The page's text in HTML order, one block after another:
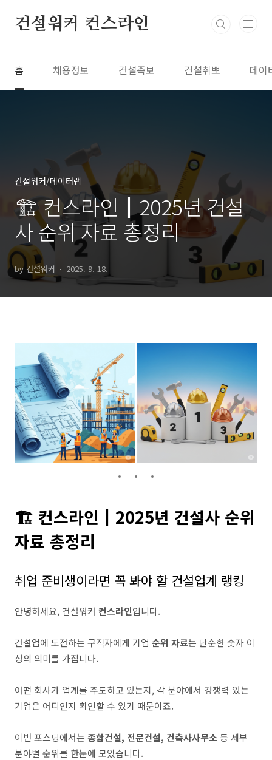
건설워커 컨스라인
홈 채용정보 건설족보 건설취뽀 데이
건설워커/데이터랩
🏗️ 컨스라인┃2025년 건설
사 순위 자료 총정리
by 건설워커 2025. 9. 18.
🏗️ 컨스라인┃2025년 건설사 순위
자료 총정리
취업 준비생이라면 꼭 봐야 할 건설업계 랭킹
안녕하세요, 건설워커 컨스라인입니다.
건설업에 도전하는 구직자에게 기업 순위 자료는 단순한 숫자 이
상의 의미를 가집니다.
어떤 회사가 업계를 주도하고 있는지, 각 분야에서 경쟁력 있는
기업은 어디인지 확인할 수 있기 때문이죠.
이번 포스팅에서는 종합건설, 전문건설, 건축사사무소등 세부
분야별 순위를 한눈에 모았습니다.